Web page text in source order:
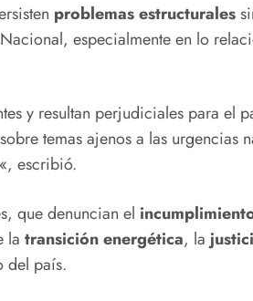
problemas estructurales
especialmente en lo
y resultan perjudiciales para el
temas ajenos a las urgencias
«, escribió.
que denuncian el
la transición energética, la
del país.